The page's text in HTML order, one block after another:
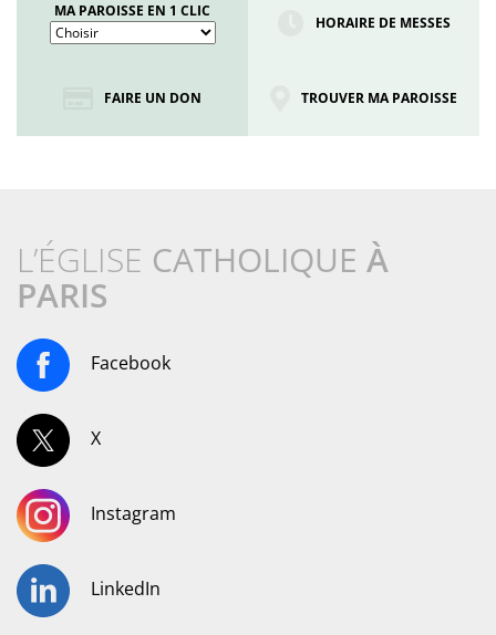
MA PAROISSE EN 1 CLIC
HORAIRE DE MESSES
FAIRE UN DON TROUVER MA PAROISSE
L’ÉGLISE CATHOLIQUE À
PARIS
Facebook
X
Instagram
LinkedIn